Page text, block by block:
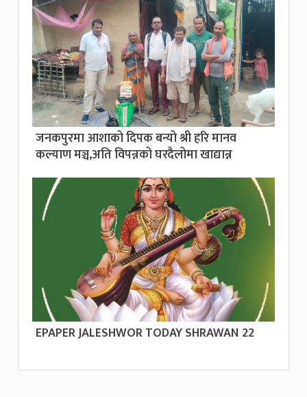
जनकपुरमा आशाको दिपक बन्यो श्री हरि मानव
कल्याण मञ्च,अति विपन्नको घरदैलोमा खाद्यान्न
EPAPER JALESHWOR TODAY SHRAWAN 22